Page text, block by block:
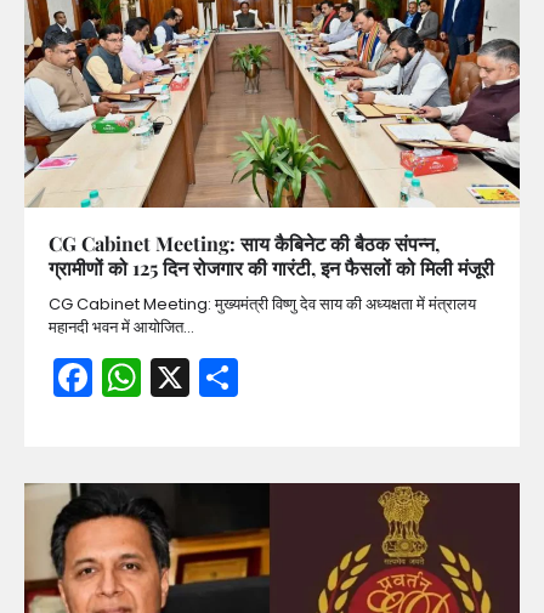
CG Cabinet Meeting: साय कैबिनेट की बैठक संपन्न,
ग्रामीणों को 125 दिन रोजगार की गारंटी, इन फैसलों को मिली मंजूरी
CG Cabinet Meeting: मुख्यमंत्री विष्णु देव साय की अध्यक्षता में मंत्रालय
महानदी भवन में आयोजित…
Facebook
WhatsApp
X